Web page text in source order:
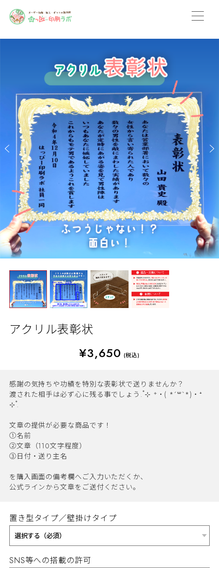
アクリル表彰状
¥3,650 (税込)
感謝の気持ちや功績を特別な表彰状で送りませんか？
渡された相手は必ず心に残る事でしょう.˚⊹ ⁺‧( *´꒳`*)‧⁺
⊹˚.
文章の提供が必要な商品です！
①名前
②文章（110文字程度）
③日付・送り主名
を購入画面の備考欄へご入力いただくか、
公式ラインから文章をご送付ください。
置き型タイプ／壁掛けタイプ
SNS等への搭載の許可